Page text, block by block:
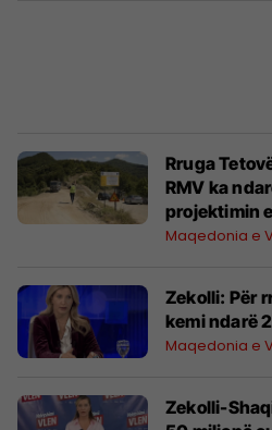
Rruga
RMV ka
projektimin
Maqedonia e
Zekolli: Për
kemi ndarë
Maqedonia e
Zekolli-